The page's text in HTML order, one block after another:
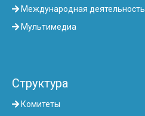
Международная деятельность
Мультимедиа
Структура
Комитеты